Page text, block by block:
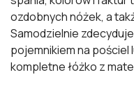
ozdobnych nóżek, a
Samodzielnie
pojemnikiem na
kompletne łóżko z